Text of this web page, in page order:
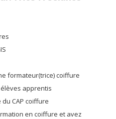
formateur(trice) coiffure
apprentis
CAP coiffure
en coiffure et avez